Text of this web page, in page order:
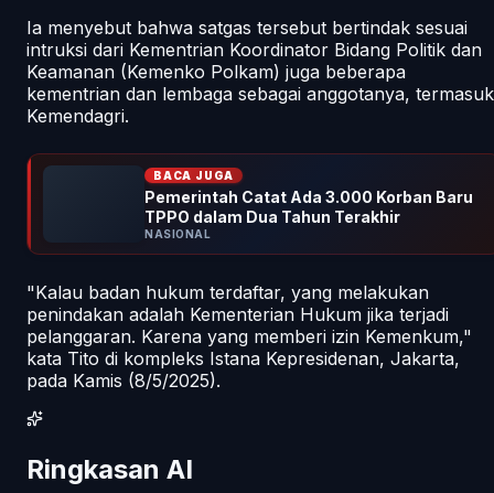
Ia menyebut bahwa satgas tersebut bertindak sesuai
intruksi dari Kementrian Koordinator Bidang Politik dan
Keamanan (Kemenko Polkam) juga beberapa
kementrian dan lembaga sebagai anggotanya, termasuk
Kemendagri.
BACA JUGA
Pemerintah Catat Ada 3.000 Korban Baru
TPPO dalam Dua Tahun Terakhir
NASIONAL
"Kalau badan hukum terdaftar, yang melakukan
penindakan adalah Kementerian Hukum jika terjadi
pelanggaran. Karena yang memberi izin Kemenkum,"
kata Tito di kompleks Istana Kepresidenan, Jakarta,
pada Kamis (8/5/2025).
Ringkasan AI